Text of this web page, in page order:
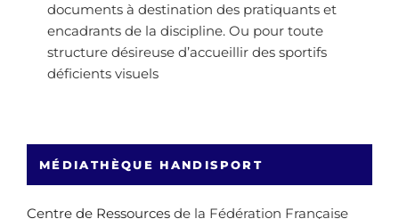
documents à destination des pratiquants et
encadrants de la discipline. Ou pour toute
structure désireuse d’accueillir des sportifs
déficients visuels
MÉDIATHÈQUE HANDISPORT
Centre de Ressources de la Fédération Française